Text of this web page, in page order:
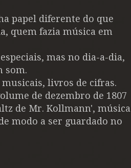
papel diferente do que
quem fazia música em
mas no dia-a-dia,
som.
livros de cifras.
de dezembro de 1807
de Mr. Kollmann', música
modo a ser guardado no